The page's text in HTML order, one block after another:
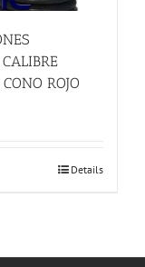
ROJO
Details